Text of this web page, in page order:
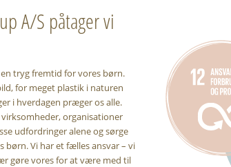
A/S påtager vi
tryg fremtid for vores børn.
for meget plastik i naturen
i hverdagen præger os alle.
organisationer
udfordringer alene og sørge
børn. Vi har et fælles ansvar – vi
gøre vores for at være med til